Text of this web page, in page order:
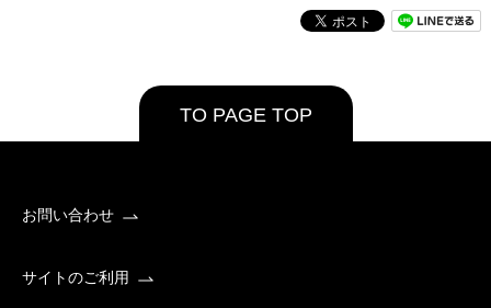
TO PAGE TOP
お問い合わせ
サイトのご利用